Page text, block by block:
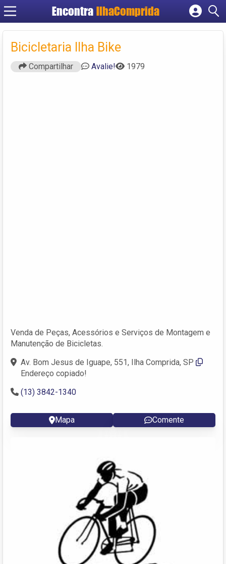
EncontraIlhaComprida
Cadastrar empresa
Criar conta
Bicicletaria Ilha Bike
Compartilhar Avalie! 1979
Venda de Peças, Acessórios e Serviços de Montagem e
Manutenção de Bicicletas.
Av. Bom Jesus de Iguape, 551, Ilha Comprida, SP
Endereço copiado!
(13) 3842-1340
Mapa Comente